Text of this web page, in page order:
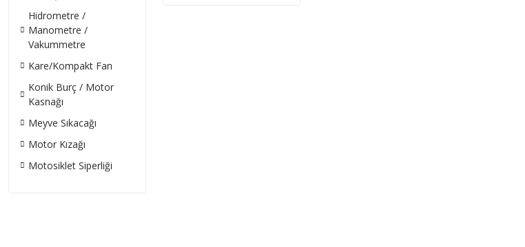
Hidrometre /
Manometre /
Vakummetre
Kare/Kompakt Fan
Konik Burç / Motor
Kasnağı
Meyve Sıkacağı
Motor Kızağı
Motosiklet Siperliği